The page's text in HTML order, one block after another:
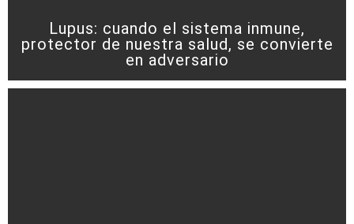
Lupus: cuando el sistema inmune,
protector de nuestra salud, se convierte
en adversario